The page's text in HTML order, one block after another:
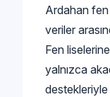
Ardahan
veriler
Fen
yalnızca